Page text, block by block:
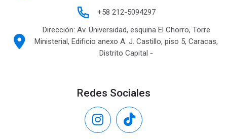
+58 212-5094297
Dirección: Av. Universidad, esquina El Chorro, Torre
Ministerial, Edificio anexo A. J. Castillo, piso 5, Caracas,
Distrito Capital -
Redes Sociales